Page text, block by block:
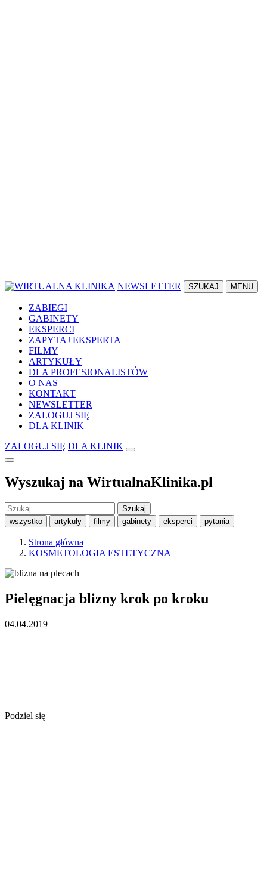
NEWSLETTER SZUKAJ MENU
ZABIEGI
GABINETY
EKSPERCI
ZAPYTAJ EKSPERTA
FILMY
ARTYKUŁY
DLA PROFESJONALISTÓW
O NAS
KONTAKT
NEWSLETTER
ZALOGUJ SIĘ
DLA KLINIK
ZALOGUJ SIĘ DLA KLINIK
Wyszukaj na WirtualnaKlinika.pl
Szukaj:
wszystko artykuły filmy gabinety eksperci pytania
Strona główna
KOSMETOLOGIA ESTETYCZNA
Pielęgnacja blizny krok po kroku
04.04.2019
Podziel się